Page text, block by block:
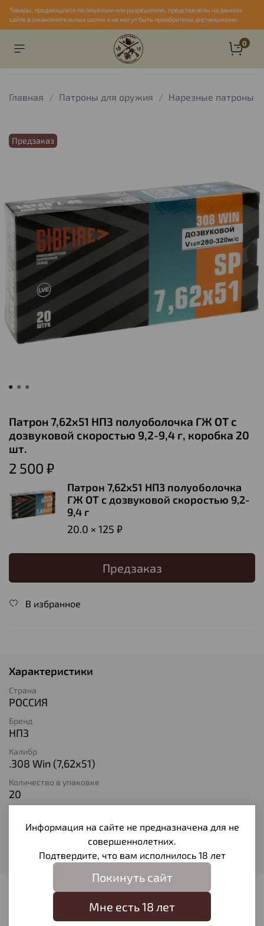
Товары, продающиеся по лицензии или разрешению, представлены на данном
сайте в ознакомительных целях и не могут быть приобретены дистанционно
0
Главная Патроны для оружия Нарезные патроны
Предзаказ
Патрон 7,62х51 НПЗ полуоболочка ГЖ ОТ с
дозвуковой скоростью 9,2-9,4 г, коробка 20
шт.
2 500 ₽
Патрон 7,62х51 НПЗ полуоболочка
ГЖ ОТ с дозвуковой скоростью 9,2-
9,4 г
20.0 × 125 ₽
Предзаказ
В избранное
Характеристики
Страна
РОССИЯ
Бренд
НПЗ
Калибр
.308 Win (7,62х51)
Количество в упаковке
20
Полуоболочечная
Отзывов еще никто не оставлял
Информация на сайте не предназначена для не
совершеннолетних.
Подтвердите, что вам исполнилось 18 лет
Покинуть сайт
Мне есть 18 лет